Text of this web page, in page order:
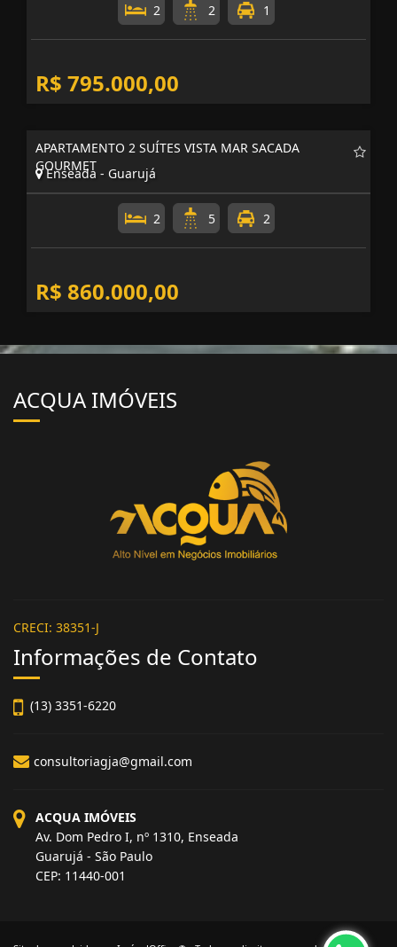
2 2 1
R$ 795.000,00
APARTAMENTO 2 SUÍTES VISTA MAR SACADA
GOURMET
Enseada - Guarujá
2 5 2
R$ 860.000,00
ACQUA IMÓVEIS
CRECI: 38351-J
Informações de Contato
(13) 3351-6220
consultoriagja@gmail.com
ACQUA IMÓVEIS
Av. Dom Pedro I, nº 1310, Enseada
Guarujá - São Paulo
CEP: 11440-001